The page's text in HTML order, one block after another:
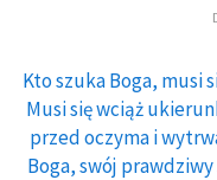
Kto szuka Boga, musi
Musi się wciąż
przed oczyma i
Boga, swój